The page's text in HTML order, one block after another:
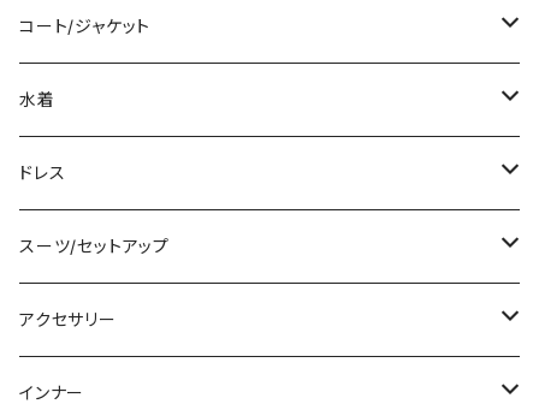
袖付き
ノースリーブ
その他
チュニック
シャツ/ブラウス
ベアトップ/チューブトップ
カーディガン/ボレロ
ニット/セーター
パーカー
スウェット/トレーナー
クロップド丈
ロング丈
デニム
レギンス
その他
オールインワン
ミニ/ショート
ミディアム/ミモレ
ロング
その他
コート/ジャケット
コート
ジャケット
その他
水着
タンキニ
バンドゥビキニ
ワンピース
ラッシュガード
ドレス
ミニ/ショート
ミディアム/ミモレ
ロング/マキシ
スーツ/セットアップ
パンツスーツ
スカートスーツ
アクセサリー
ネックレス
インナー